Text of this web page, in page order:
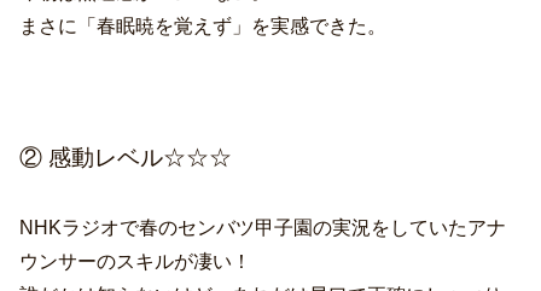
まさに「春眠暁を覚えず」を実感できた。
② 感動レベル☆☆☆
NHKラジオで春のセンバツ甲子園の実況をしていたアナ
ウンサーのスキルが凄い！